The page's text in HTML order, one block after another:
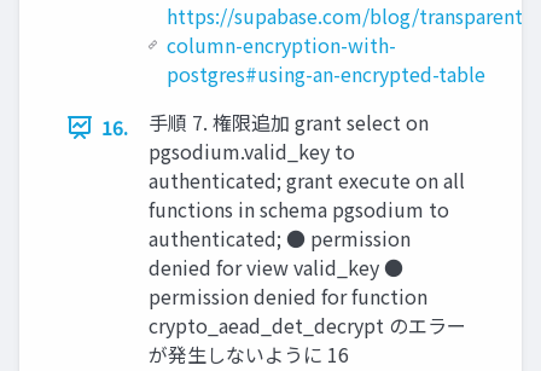
https://supabase.com/blog/transparent-
column-encryption-with-
postgres#using-an-encrypted-table
16.
手順 7. 権限追加 grant select on
pgsodium.valid_key to
authenticated; grant execute on all
functions in schema pgsodium to
authenticated; ● permission
denied for view valid_key ●
permission denied for function
crypto_aead_det_decrypt のエラー
が発生しないように 16